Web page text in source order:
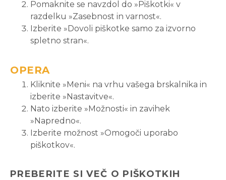
Pomaknite se navzdol do »Piškotki« v
razdelku »Zasebnost in varnost«.
Izberite »Dovoli piškotke samo za izvorno
spletno stran«.
OPERA
Kliknite »Meni« na vrhu vašega brskalnika in
izberite »Nastavitve«.
Nato izberite »Možnosti« in zavihek
»Napredno«.
Izberite možnost »Omogoči uporabo
piškotkov«.
PREBERITE SI VEČ O PIŠKOTKIH